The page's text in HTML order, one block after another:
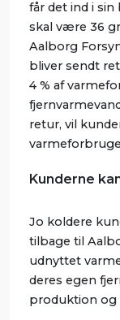
får det ind i
skal være 36
Aalborg
bliver sendt
4 % af
retur, vil
Kunderne
Jo koldere
tilbage til
udnyttet
deres egen
produktion og